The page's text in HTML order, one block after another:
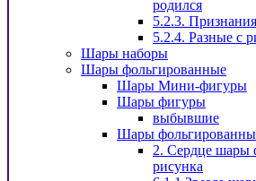
родился
5.2.3.
5.2.4. Разные с
Шары наборы
Шары фольгированные
Шары Мини-фигуры
Шары фигуры
выбывшие
Шары
2. Сердце шары
рисунка